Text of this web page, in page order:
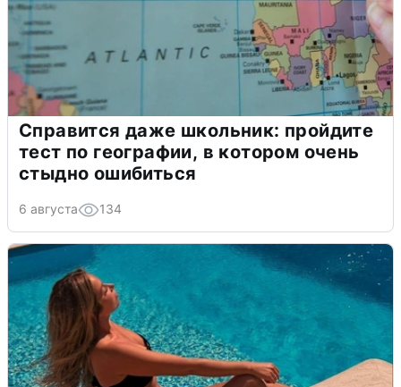
Справится даже школьник: пройдите
тест по географии, в котором очень
стыдно ошибиться
6 августа 134